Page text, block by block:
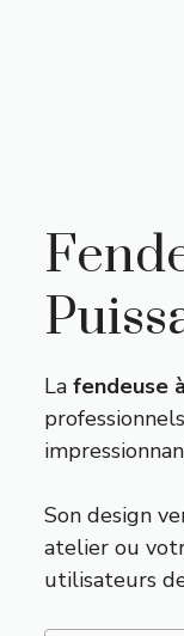
La fendeuse
Son design
atelier ou
utilisateurs